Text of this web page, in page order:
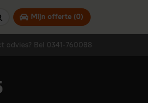
advies? Bel 0341-760088
Mijn offerte (0)